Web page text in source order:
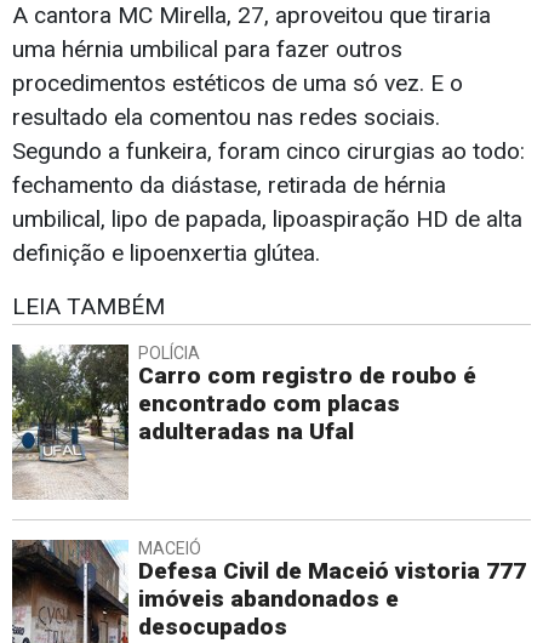
A cantora MC Mirella, 27, aproveitou que tiraria
uma hérnia umbilical para fazer outros
procedimentos estéticos de uma só vez. E o
resultado ela comentou nas redes sociais.
Segundo a funkeira, foram cinco cirurgias ao todo:
fechamento da diástase, retirada de hérnia
umbilical, lipo de papada, lipoaspiração HD de alta
definição e lipoenxertia glútea.
LEIA TAMBÉM
POLÍCIA
Carro com registro de roubo é
encontrado com placas
adulteradas na Ufal
MACEIÓ
Defesa Civil de Maceió vistoria 777
imóveis abandonados e
desocupados